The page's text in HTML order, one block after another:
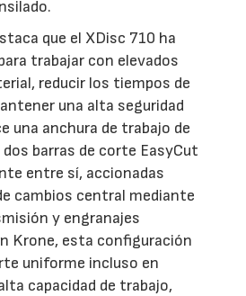
que el XDisc 710 ha
trabajar con elevados
reducir los tiempos de
una alta seguridad
una anchura de trabajo de
dos barras de corte EasyCut
entre sí, accionadas
cambios central mediante
y engranajes
Krone, esta configuración
uniforme incluso en
capacidad de trabajo,